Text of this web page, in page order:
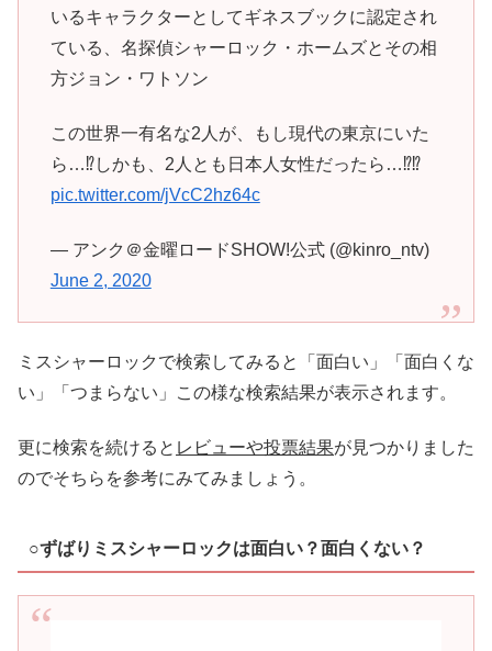
いるキャラクターとしてギネスブックに認定され
ている、名探偵シャーロック・ホームズとその相
方ジョン・ワトソン
この世界一有名な2人が、もし現代の東京にいた
ら…⁉️しかも、2人とも日本人女性だったら…⁉️⁉️
pic.twitter.com/jVcC2hz64c
— アンク＠金曜ロードSHOW!公式 (@kinro_ntv)
June 2, 2020
ミスシャーロックで検索してみると「面白い」「面白くな
い」「つまらない」この様な検索結果が表示されます。
更に検索を続けると レビューや投票結果が見つかりました
のでそちらを参考にみてみましょう。
○ずばりミスシャーロックは面白い？面白くない？